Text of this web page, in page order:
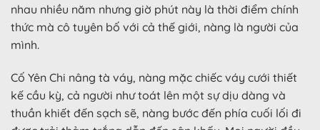
nhau nhiều năm nhưng giờ phút này là thời điểm chính
thức mà cô tuyên bố với cả thế giới, nàng là người của
mình.
Cố Yên Chi nâng tà váy, nàng mặc chiếc váy cưới thiết
kế cầu kỳ, cả người như toát lên một sự dịu dàng và
thuần khiết đến sạch sẽ, nàng bước đến phía cuối lối đi